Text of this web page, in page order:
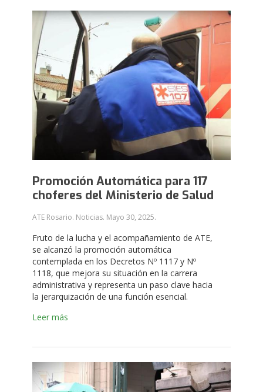
Promoción Automática para 117
choferes del Ministerio de Salud
ATE Rosario. Noticias. Mayo 30, 2025.
Fruto de la lucha y el acompañamiento de ATE,
se alcanzó la promoción automática
contemplada en los Decretos Nº 1117 y Nº
1118, que mejora su situación en la carrera
administrativa y representa un paso clave hacia
la jerarquización de una función esencial.
Leer más